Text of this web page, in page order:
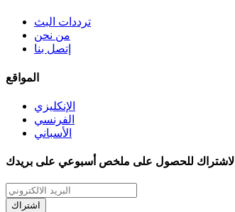
ترددات البث
من نحن
إتصل بنا
المواقع
الإنكليزي
الفرنسي
الأسباني
الاشتراك للحصول على ملخص أسبوعي على بريدك
اشتراك